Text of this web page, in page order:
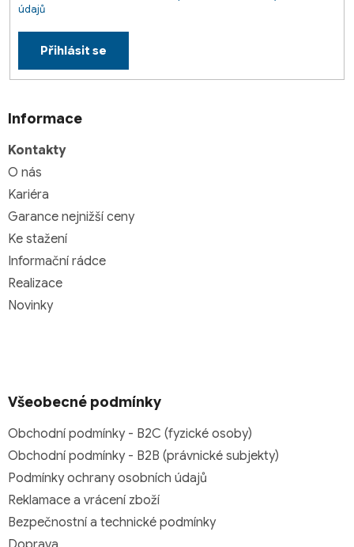
údajů
Přihlásit se
Informace
Kontakty
O nás
Kariéra
Garance nejnižší ceny
Ke stažení
Informační rádce
Realizace
Novinky
Všeobecné podmínky
Obchodní podmínky - B2C (fyzické osoby)
Obchodní podmínky - B2B (právnické subjekty)
Podmínky ochrany osobních údajů
Reklamace a vrácení zboží
Bezpečnostní a technické podmínky